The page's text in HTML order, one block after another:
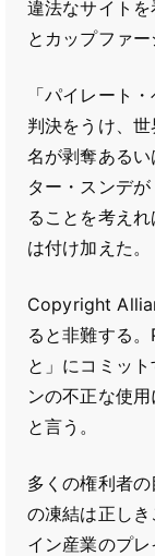
違法なサイトを
とカップファー
「パイレート
判決をうけ、
名が剥奪ある
ター・スンデ
ることを考え
は付け加えた。
Copyright
ると非難する
と」にコミッ
ンの不正な使
と言う。
多くの権利者
の凍結は正し
イン産業のプ